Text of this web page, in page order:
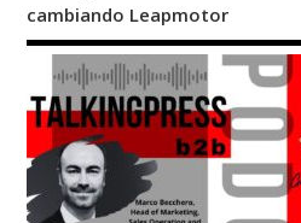
cambiando Leapmotor